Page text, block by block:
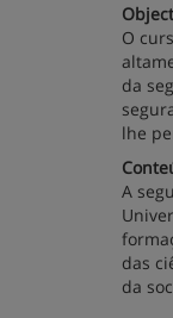
O
da
lhe
A
das
da